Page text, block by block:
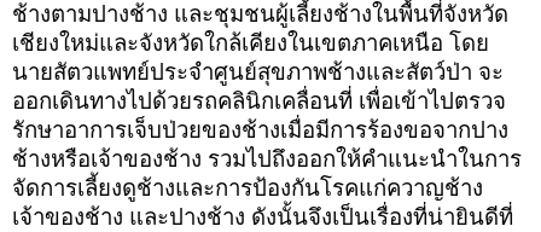
ช้างตามปางช้าง และชุมชนผู้เลี้ยงช้างในพื้นที่จังหวัด
เชียงใหม่และจังหวัดใกล้เคียงในเขตภาคเหนือ โดย
นายสัตวแพทย์ประจำศูนย์สุขภาพช้างและสัตว์ป่า จะ
ออกเดินทางไปด้วยรถคลินิกเคลื่อนที่ เพื่อเข้าไปตรวจ
รักษาอาการเจ็บป่วยของช้างเมื่อมีการร้องขอจากปาง
ช้างหรือเจ้าของช้าง รวมไปถึงออกให้คำแนะนำในการ
จัดการเลี้ยงดูช้างและการป้องกันโรคแก่ควาญช้าง
เจ้าของช้าง และปางช้าง ดังนั้นจึงเป็นเรื่องที่น่ายินดีที่